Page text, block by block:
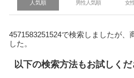
人気順 男性人気順 女
4571583251524で検索しましたが、
した。
以下の検索方法もお試しくだ